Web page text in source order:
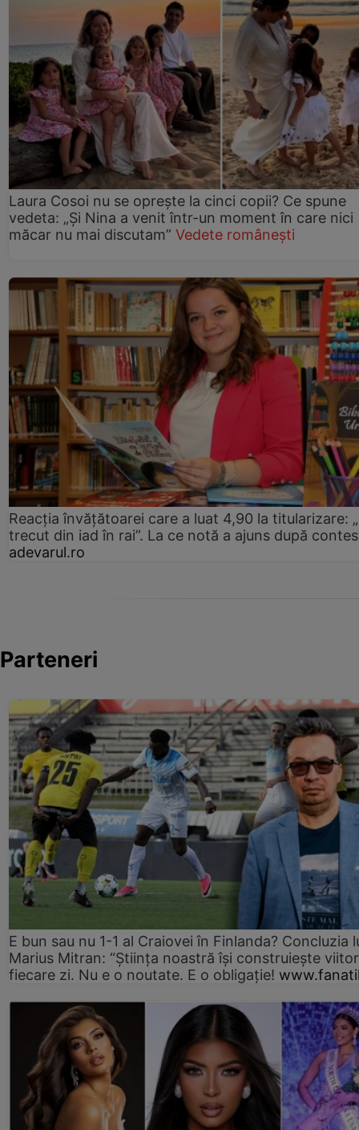
Laura Cosoi nu se oprește la cinci copii? Ce spune
vedeta: „Și Nina a venit într-un moment în care nici
măcar nu mai discutam” Vedete românești
Reacția învățătoarei care a luat 4,90 la titularizare:
trecut din iad în rai”. La ce notă a ajuns după
adevarul.ro
Parteneri
E bun sau nu 1-1 al Craiovei în Finlanda? Concluzia
Marius Mitran: “Știința noastră își construiește
fiecare zi. Nu e o noutate. E o obligație!